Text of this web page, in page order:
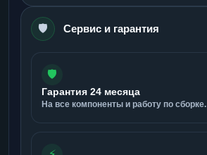
🛡️ Сервис и гарантия
🛡️
Гарантия 24 месяца
На все компоненты и работу по сборке.